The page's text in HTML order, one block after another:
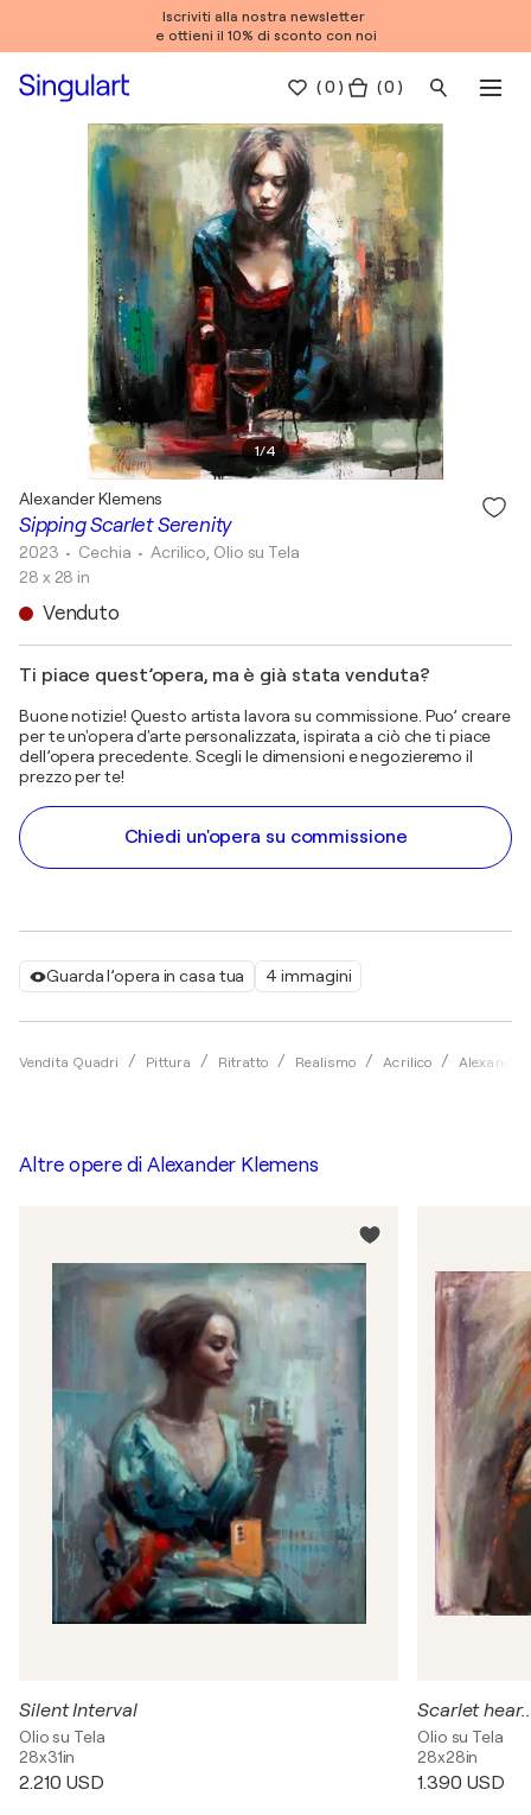
Iscriviti alla nostra newsletter
e ottieni il 10% di sconto con noi
(0 ) ( 0 )
1/4
Guarda l’opera in casa tua 4 immagini
Vendita Quadri Pittura Ritratto Realismo Acrilico Alexander
Sipping Scarlet Serenity
Alexander Klemens
2023 • Cechia •Acrilico, Olio su Tela
28 x 28 in
Venduto
Ti piace quest’opera, ma è già stata venduta?
Buone notizie! Questo artista lavora su commissione. Puo’ creare
per te un'opera d'arte personalizzata, ispirata a ciò che ti piace
dell’opera precedente. Scegli le dimensioni e negozieremo il
prezzo per te!
Chiedi un'opera su commissione
Altre opere diAlexander Klemens
Silent Interval
Olio su Tela
28x31in
2.210 USD
Scarlet
Olio su Tela
28x28in
1.390 USD